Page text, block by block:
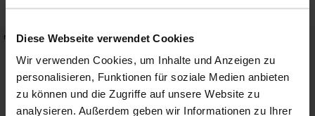
Diese Webseite verwendet Cookies
Wir verwenden Cookies, um Inhalte und Anzeigen zu
personalisieren, Funktionen für soziale Medien anbieten
zu können und die Zugriffe auf unsere Website zu
analysieren. Außerdem geben wir Informationen zu Ihrer
new new